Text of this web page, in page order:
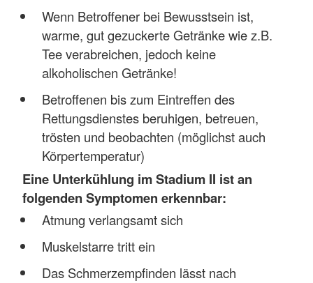
Wenn Betroffener bei Bewusstsein ist,
warme, gut gezuckerte Getränke wie z.B.
Tee verabreichen, jedoch keine
alkoholischen Getränke!
Betroffenen bis zum Eintreffen des
Rettungsdienstes beruhigen, betreuen,
trösten und beobachten (möglichst auch
Körpertemperatur)
Eine Unterkühlung im Stadium II ist an
folgenden Symptomen erkennbar:
Atmung verlangsamt sich
Muskelstarre tritt ein
Das Schmerzempfinden lässt nach